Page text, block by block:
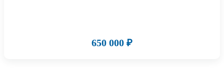
650 000 ₽